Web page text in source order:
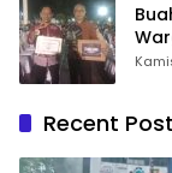
Recent